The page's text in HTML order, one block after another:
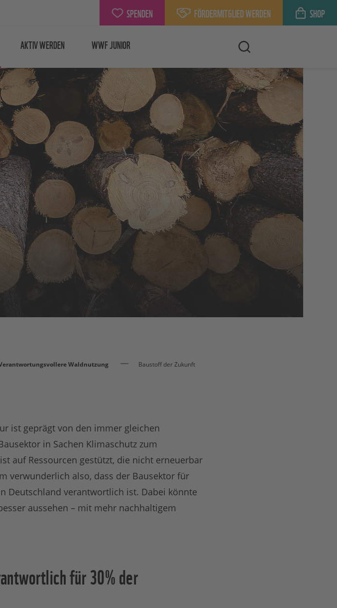
SPENDEN FÖRDERMITGLIED WERDEN SHOP
AKTIV WERDEN WWF JUNIOR
Waldnutzung Baustoff der Zukunft
ist geprägt von den immer gleichen
in Sachen Klimaschutz zum
auf Ressourcen gestützt, die nicht erneuerbar
verwunderlich also, dass der Bausektor für
Deutschland verantwortlich ist. Dabei könnte
aussehen – mit mehr nachhaltigem
für 30% der